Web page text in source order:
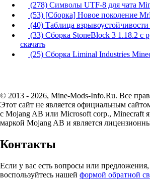
(278) Символы UTF-8 для чата
(53) [Сборка] Новое поколение
(40) Таблица
(33) Сборка StoneBlock 3 1.18.2 с
скачать
(25) Сборка Liminal Industries
© 2013 - 2026, Mine-Mods-Info.Ru. Все
Этот сайт не является официальным
с Mojang AB или Microsoft corp., Minecraft
маркой Mojang AB и является
Контакты
Если у вас есть вопросы или
воспользуйтесь нашей формой обратной